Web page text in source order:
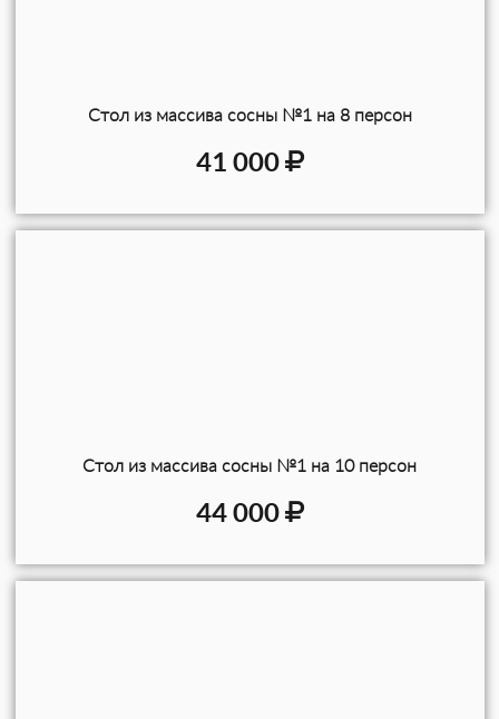
Стол из массива сосны №1 на 8 персон
41 000
Стол из массива сосны №1 на 10 персон
44 000